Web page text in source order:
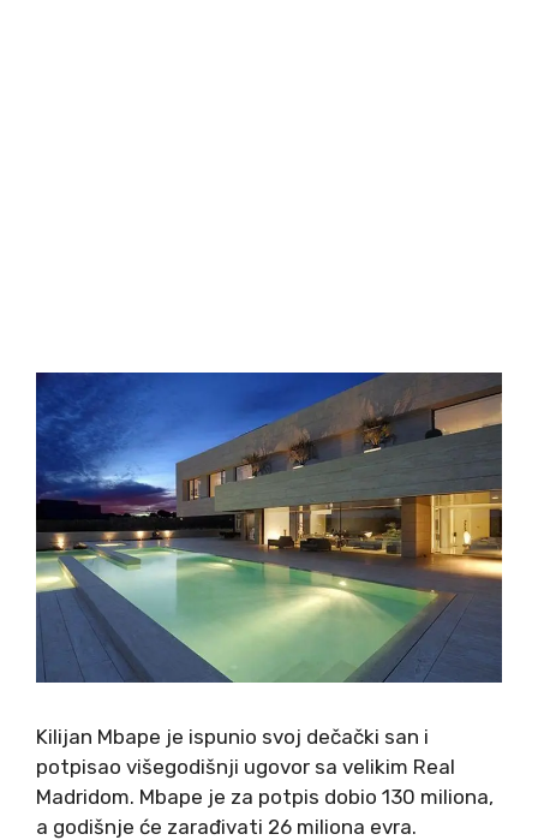
Kilijan Mbape je ispunio svoj dečački san i
potpisao višegodišnji ugovor sa velikim Real
Madridom. Mbape je za potpis dobio 130 miliona,
a godišnje će zarađivati 26 miliona evra.